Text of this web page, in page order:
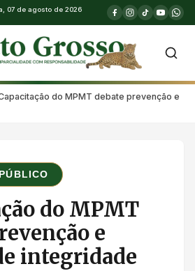
07 de agosto de 2026
do MPMT debate prevenção e
do MPMT
e
integridade